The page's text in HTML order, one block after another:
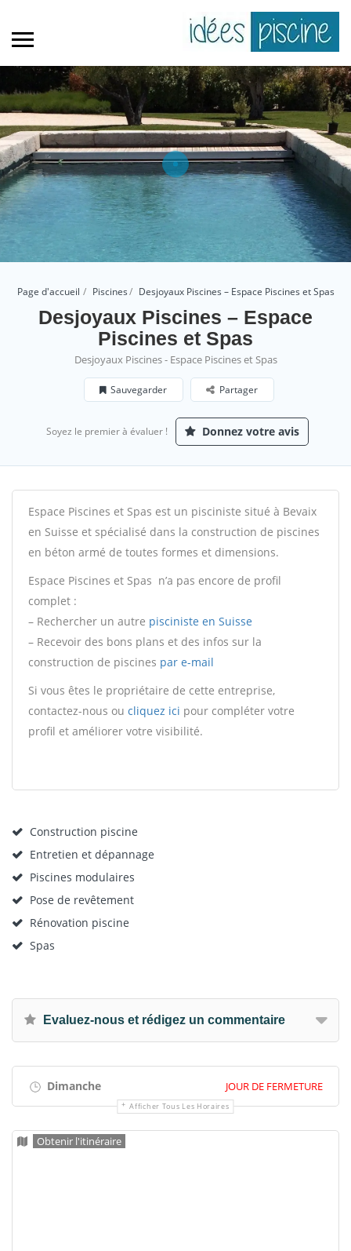
Page d'accueil Piscines Desjoyaux Piscines – Espace Piscines et Spas
Desjoyaux Piscines – Espace
Piscines et Spas
Desjoyaux Piscines - Espace Piscines et Spas
Sauvegarder Partager
Soyez le premier à évaluer ! Donnez votre avis
Espace Piscines et Spas est un pisciniste situé à Bevaix
en Suisse et spécialisé dans la construction de piscines
en béton armé de toutes formes et dimensions.
Espace Piscines et Spas n’a pas encore de profil
complet :
– Rechercher un autre pisciniste en Suisse
– Recevoir des bons plans et des infos sur la
construction de piscines par e-mail
Si vous êtes le propriétaire de cette entreprise,
contactez-nous ou cliquez ici pour compléter votre
profil et améliorer votre visibilité.
Construction piscine
Entretien et dépannage
Piscines modulaires
Pose de revêtement
Rénovation piscine
Spas
Evaluez-nous et rédigez un commentaire
Dimanche JOUR DE FERMETURE
Afficher Tous Les Horaires
Obtenir l'itinéraire